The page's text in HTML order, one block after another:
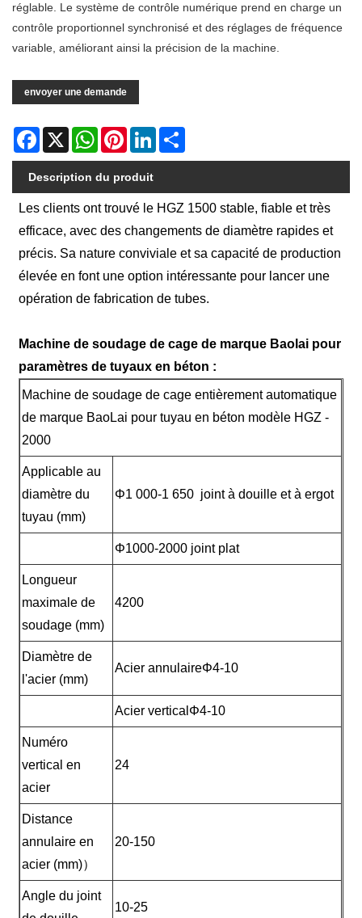
réglable. Le système de contrôle numérique prend en charge un
contrôle proportionnel synchronisé et des réglages de fréquence
variable, améliorant ainsi la précision de la machine.
envoyer une demande
Facebook
X WhatsAppPinterestLinkedIn
Description du produit
Les clients ont trouvé le HGZ 1500 stable, fiable et très
efficace, avec des changements de diamètre rapides et
précis. Sa nature conviviale et sa capacité de production
élevée en font une option intéressante pour lancer une
opération de fabrication de tubes.
Machine de soudage de cage de marque Baolai pour
paramètres de tuyaux en béton :
Machine de soudage de cage entièrement automatique
de marque BaoLai pour tuyau en béton modèle HGZ -
2000
Applicable au
diamètre du
tuyau (mm)
Φ1 000-1 650 joint à douille et à ergot
Φ1000-2000 joint plat
Longueur
maximale de
soudage (mm)
4200
Diamètre de
l'acier (mm)
Acier annulaireΦ4-10
Acier verticalΦ4-10
Numéro
vertical en
acier
24
Distance
annulaire en
acier (mm)）
20-150
Angle du joint
10-25